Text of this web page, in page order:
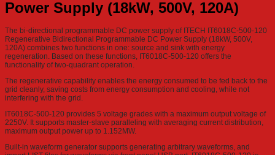
Power Supply (18kW, 500V, 120A)
The bi-directional programmable DC power supply of ITECH IT6018C-500-120
Regenerative Bidirectional Programmable DC Power Supply (18kW, 500V,
120A) combines two functions in one: source and sink with energy
regeneration. Based on these functions, IT6018C-500-120 offers the
functionality of two-quadrant operation.
The regenerative capability enables the energy consumed to be fed back to the
grid cleanly, saving costs from energy consumption and cooling, while not
interfering with the grid.
IT6018C-500-120 provides 5 voltage grades with a maximum output voltage of
2250V. It supports master-slave paralleling with averaging current distribution,
maximum output power up to 1.152MW.
Built-in waveform generator supports generating arbitrary waveforms, and